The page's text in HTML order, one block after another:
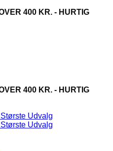
400 KR. - HURTIG
400 KR. - HURTIG